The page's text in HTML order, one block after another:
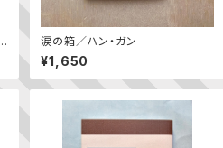
涙の箱／ハン・ガン
¥1,650